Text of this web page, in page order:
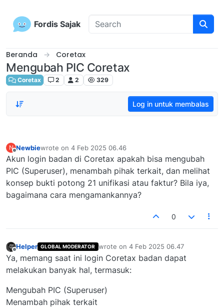
Fordis Sajak
Beranda Coretax
Mengubah PIC Coretax
Coretax 2 2 329
Log in untuk membalas
N
Offline
Newbiewrote on 4 Feb 2025 06.46
last edited by
Akun login badan di Coretax apakah bisa mengubah
PIC (Superuser), menambah pihak terkait, dan melihat
konsep bukti potong 21 unifikasi atau faktur? Bila iya,
bagaimana cara mengamankannya?
0
Helper GLOBAL MODERATOR wrote on 4 Feb 2025 06.47
last edited by
Ya, memang saat ini login Coretax badan dapat
melakukan banyak hal, termasuk:
Mengubah PIC (Superuser)
Menambah pihak terkait